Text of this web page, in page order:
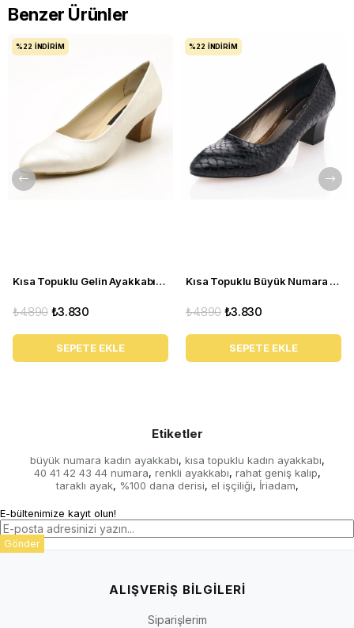
Benzer Ürünler
Kısa Topuklu Gelin Ayakkabısı Büyük Numara 1023 Sedef - 1023 51012 SE-SEDEF
₺3.830
₺4.890
SEPETE EKLE
%22 İNDIRIM
Kısa Topuklu Büyük Numara Kadın Stiletto Abiye Ayakkabı 1023 Siyah - 1023 51012 siy-SİYAH
₺3.830
₺4.890
SEPETE EKLE
%22 İNDIRIM
Etiketler
büyük numara kadın ayakkabı, kısa topuklu kadın ayakkabı,
40 41 42 43 44 numara, renkli ayakkabı, rahat geniş kalıp,
taraklı ayak, %100 dana derisi, el işçiliği, İriadam,
E-bültenimize kayıt olun!
Gönder
ALIŞVERİŞ BİLGİLERİ
Siparişlerim